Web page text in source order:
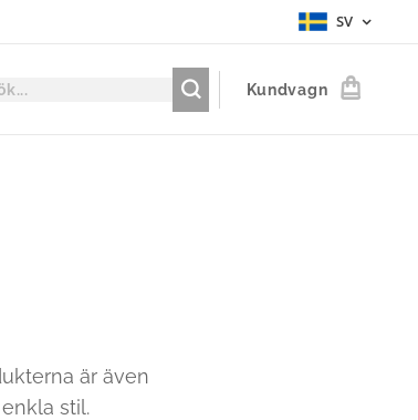
SV
Kundvagn
är även
stil.